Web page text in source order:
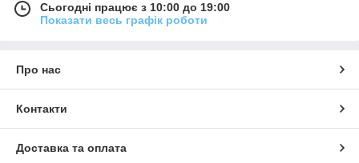
Сьогодні працює з 10:00 до 19:00
Показати весь графік роботи
Про нас
Контакти
Доставка та оплата